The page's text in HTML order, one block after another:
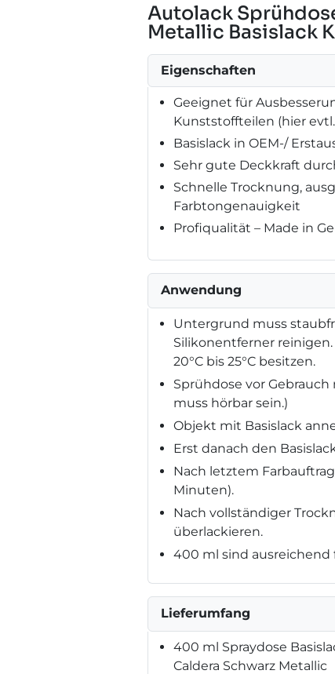
Autolack
Metallic Basislack
Eigenschaften
Geeignet für
Kunststoffteilen (hier
Basislack in OEM-/
Sehr gute Deckkraft
Schnelle Trocknung,
Farbtongenauigkeit
Profiqualität – Made in
Anwendung
Untergrund muss
Silikonentferner
20°C bis 25°C besitzen.
Sprühdose vor
muss hörbar sein.)
Objekt mit Basislack
Erst danach den
Nach letztem
Minuten).
Nach vollständiger
überlackieren.
400 ml sind ausreichend
Lieferumfang
400 ml Spraydose
Caldera Schwarz Metallic